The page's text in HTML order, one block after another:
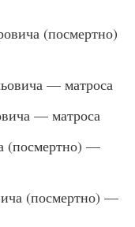
(посмертно)
— матроса
— матроса
(посмертно) —
(посмертно) —